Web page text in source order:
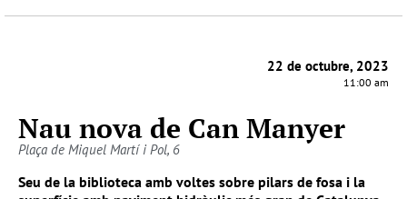
22 de octubre, 2023
11:00 am
Nau nova de Can Manyer
Plaça de Miquel Martí i Pol, 6
Seu de la biblioteca amb voltes sobre pilars de fosa i la